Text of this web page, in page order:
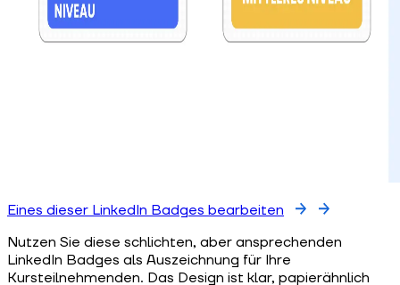
Eines dieser LinkedIn Badges bearbeiten
Nutzen Sie diese schlichten, aber ansprechenden
LinkedIn Badges als Auszeichnung für Ihre
Kursteilnehmenden. Das Design ist klar, papierähnlich